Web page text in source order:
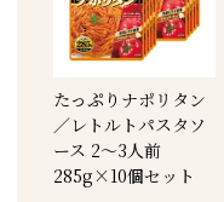
たっぷりナポリタン
／レトルトパスタソ
ース 2～3人前
285g×10個セット